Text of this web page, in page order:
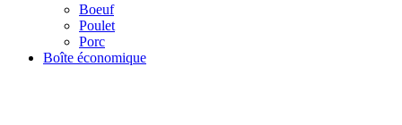
Boeuf
Poulet
Porc
Boîte économique